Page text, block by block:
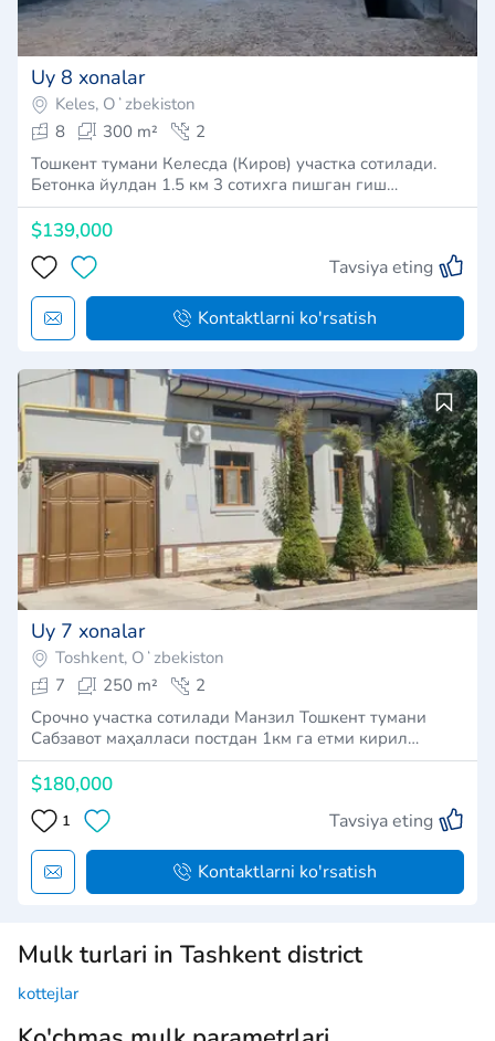
Uy 8 xonalar
Keles, Oʻzbekiston
8
300 m²
2
Тошкент тумани Келесда (Киров) участка сотилади.
Бетонка йулдан 1.5 км 3 сотихга пишган гиш…
$139,000
Tavsiya eting
Kontaktlarni ko'rsatish
Uy 7 xonalar
Toshkent, Oʻzbekiston
7
250 m²
2
Срочно участка сотилади Манзил Тошкент тумани
Сабзавот маҳалласи постдан 1км га етми кирил…
$180,000
1 Tavsiya eting
Kontaktlarni ko'rsatish
Mulk turlari in Tashkent district
kottejlar